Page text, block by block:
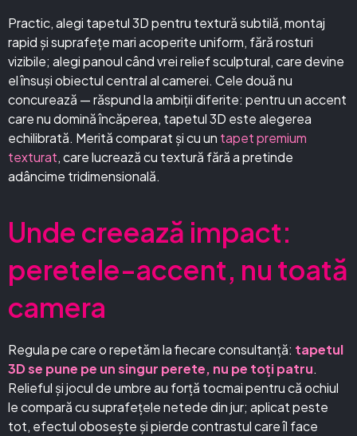
Practic, alegi tapetul 3D pentru textură subtilă, montaj
rapid și suprafețe mari acoperite uniform, fără rosturi
vizibile; alegi panoul când vrei relief sculptural, care devine
el însuși obiectul central al camerei. Cele două nu
concurează — răspund la ambiții diferite: pentru un accent
care nu domină încăperea, tapetul 3D este alegerea
echilibrată. Merită comparat și cu un tapet premium
texturat, care lucrează cu textură fără a pretinde
adâncime tridimensională.
Unde creează impact:
peretele-accent, nu toată
camera
Regula pe care o repetăm la fiecare consultanță: tapetul
3D se pune pe un singur perete, nu pe toți patru.
Relieful și jocul de umbre au forță tocmai pentru că ochiul
le compară cu suprafețele netede din jur; aplicat peste
tot, efectul obosește și pierde contrastul care îl face